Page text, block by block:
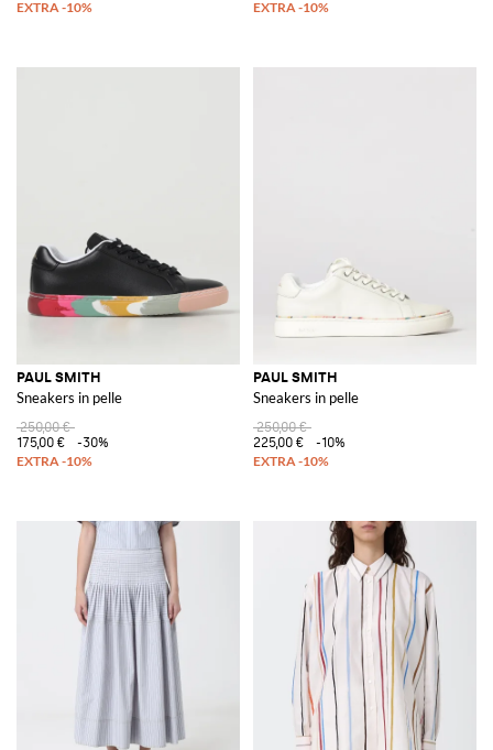
PAUL SMITH
Sneakers in pelle
250,00 €
175,00 €
-30%
PAUL SMITH
Sneakers in pelle
250,00 €
225,00 €
-10%